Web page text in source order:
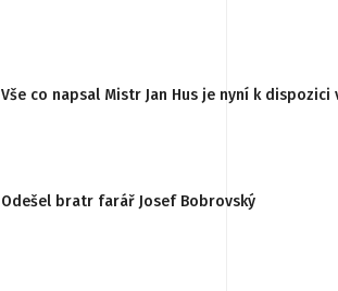
Vše co napsal Mistr Jan Hus je nyní k
Odešel bratr farář Josef Bobrovský